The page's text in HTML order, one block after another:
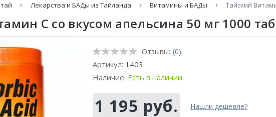
Лекарства и БАДы из Тайланда Витамины и БАДы Тайский
С со вкусом апельсина 50 мг 1000
Отзывы: (0)
Артикул: 1403
Наличие: Есть в наличии
1 195 руб. Нашли дешевле?